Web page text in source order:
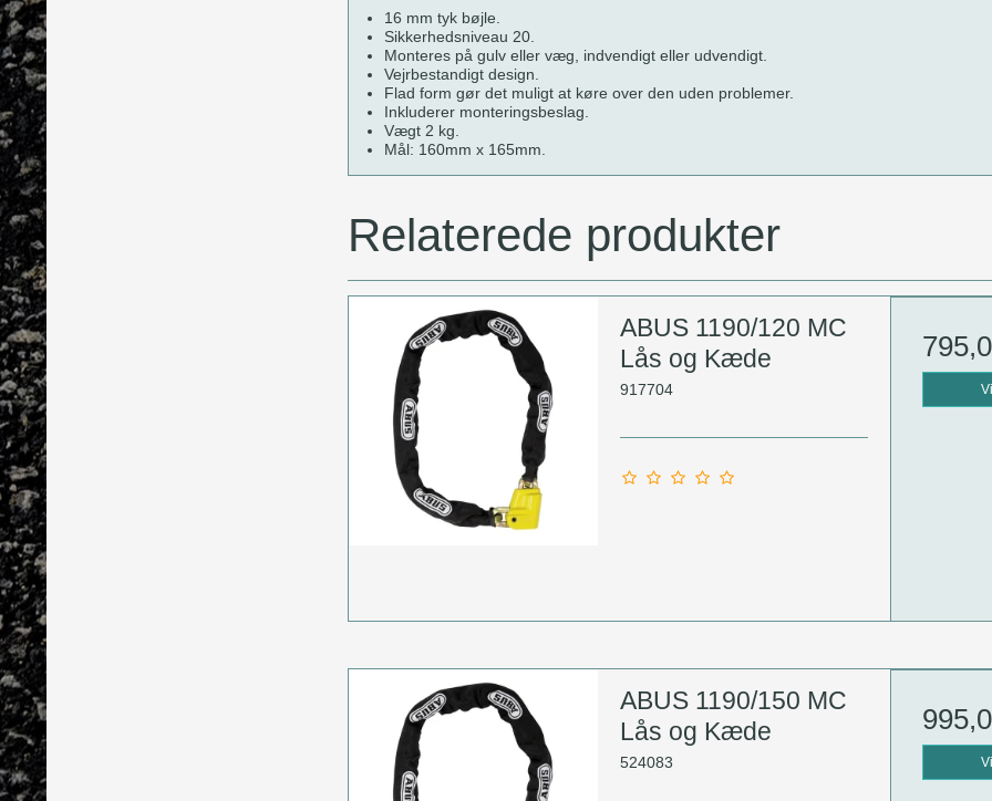
16 mm tyk bøjle.
Sikkerhedsniveau 20.
Monteres på gulv eller væg, indvendigt eller udvendigt.
Vejrbestandigt design.
Flad form gør det muligt at køre over den uden problemer.
Inkluderer monteringsbeslag.
Vægt 2 kg.
Mål: 160mm x 165mm.
Relaterede produkter
ABUS 1190/120 MC
Lås og Kæde
917704
ABUS 1190/150 MC
Lås og Kæde
524083